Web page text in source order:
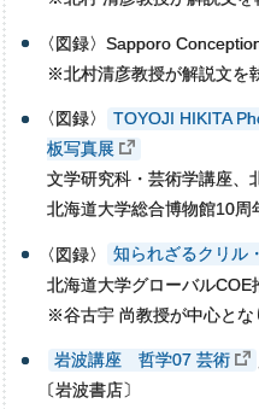
〈図録〉Sapporo
※北村清彦教授が解説文を
〈図録〉
TOYOJI HIKITA
板写真展
文学研究科・芸術学講座、
北海道大学総合博物館10周
〈図録〉
知られざるクリル
北海道大学グローバルCOE
※谷古宇 尚教授が中心とな
岩波講座 哲学07 芸術
〔岩波書店〕